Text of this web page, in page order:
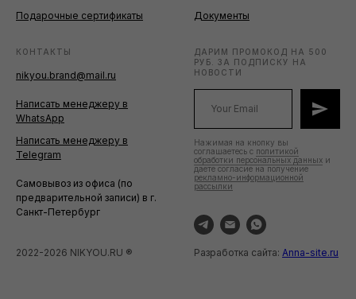
Подарочные сертификаты
Документы
КОНТАКТЫ
nikyou.brand@mail.ru
Написать менеджеру в
WhatsApp
Написать менеджеру в
Telegram
Самовывоз из офиса (по
предварительной записи) в г.
Санкт-Петербург
ДАРИМ ПРОМОКОД НА 500
РУБ. ЗА ПОДПИСКУ НА
НОВОСТИ
Нажимая на кнопку вы
соглашаетесь с политикой
обработки персональных данных и
даете согласие на получение
рекламно-информационной
рассылки
2022-2026 NIKYOU.RU ® Разработка сайта: Anna-site.ru